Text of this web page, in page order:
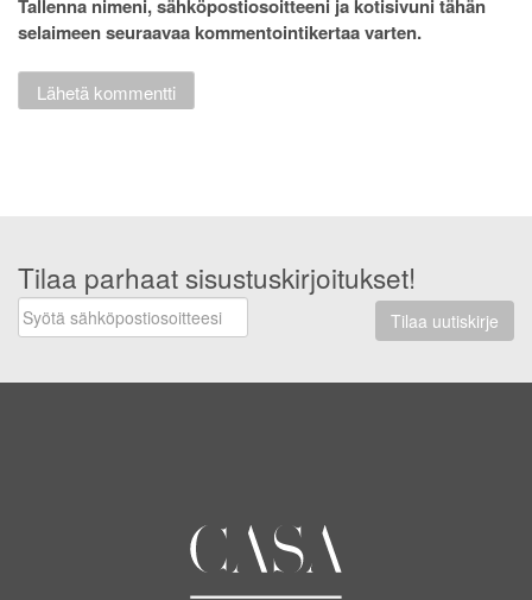
Tallenna nimeni, sähköpostiosoitteeni ja kotisivuni tähän
selaimeen seuraavaa kommentointikertaa varten.
Tilaa parhaat sisustuskirjoitukset!
Tilaa uutiskirje